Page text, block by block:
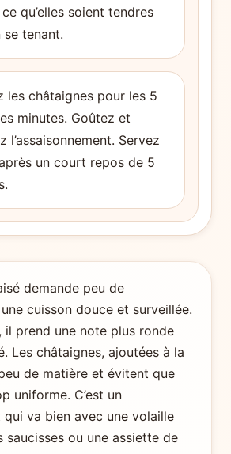
ce qu’elles soient tendres
tenant.
les châtaignes pour les 5
minutes. Goûtez et
l’assaisonnement. Servez
un court repos de 5
demande peu de
cuisson douce et surveillée.
il prend une note plus ronde
Les châtaignes, ajoutées à la
de matière et évitent que
uniforme. C’est un
va bien avec une volaille
saucisses ou une assiette de